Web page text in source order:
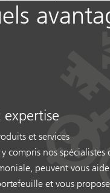
expertise
et services
compris nos spécialistes
peuvent vous
et vous